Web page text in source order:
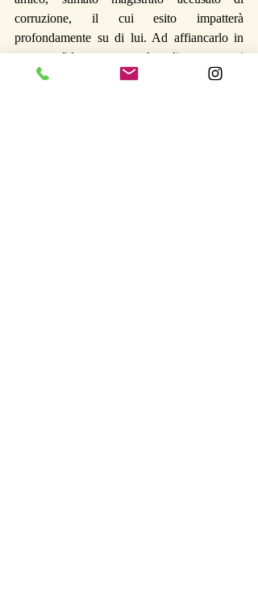
corruzione, il cui esito impatterà
profondamente su di lui. Ad affiancarlo in
queste sfide, una squadra di personaggi
memorabili: Tancredi, ispettore di polizia